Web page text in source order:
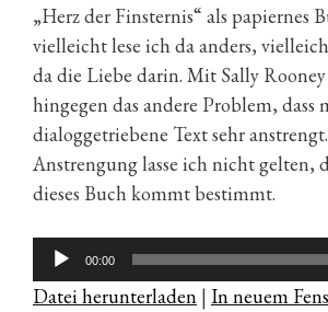
„Herz der Finsternis“ als papiernes
vielleicht lese ich da anders,
da die Liebe darin. Mit Sally
hingegen das andere Problem, dass
dialoggetriebene Text sehr
Anstrengung lasse ich nicht gelten,
dieses Buch kommt bestimmt.
Audio-
Player
00:00
Datei herunterladen | In neuem